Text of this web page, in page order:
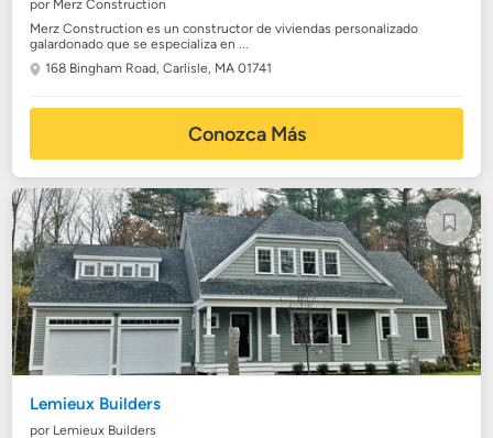
por Merz Construction
Merz Construction es un constructor de viviendas personalizado
galardonado que se especializa en ...
168 Bingham Road,Carlisle, MA 01741
Conozca Más
Lemieux Builders
por Lemieux Builders